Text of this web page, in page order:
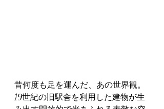
昔何度も足を運んだ、あの世界観。
19世紀の旧駅舎を利用した建物が生